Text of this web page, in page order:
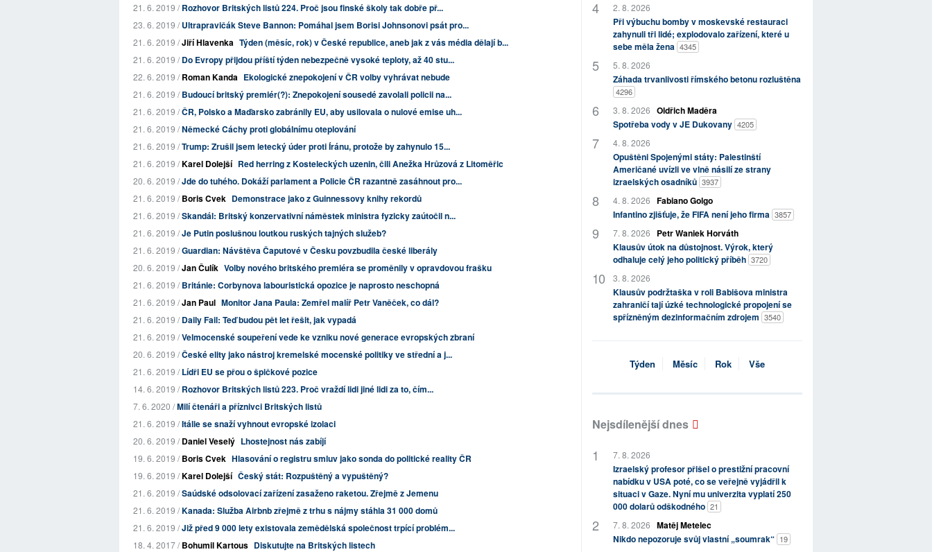
21. 6. 2019 /Rozhovor Britských listů 224. Proč jsou finské školy tak dobře př...
23. 6. 2019 /Ultrapravičák Steve Bannon: Pomáhal jsem Borisi Johnsonovi psát pro...
21. 6. 2019 /Jiří Hlavenka Týden (měsíc, rok) v České republice, aneb jak z vás média dělají b...
21. 6. 2019 /Do Evropy přijdou příští týden nebezpečně vysoké teploty, až 40 stu...
22. 6. 2019 /Roman Kanda Ekologické znepokojení v ČR volby vyhrávat nebude
21. 6. 2019 /Budoucí britský premiér(?): Znepokojení sousedé zavolali policii na...
21. 6. 2019 /ČR, Polsko a Maďarsko zabránily EU, aby usilovala o nulové emise uh...
21. 6. 2019 /Německé Cáchy proti globálnímu oteplování
21. 6. 2019 /Trump: Zrušil jsem letecký úder proti Íránu, protože by zahynulo 15...
21. 6. 2019 /Karel Dolejší Red herring z Kosteleckých uzenin, čili Anežka Hrůzová z Litoměřic
20. 6. 2019 /Jde do tuhého. Dokáží parlament a Policie ČR razantně zasáhnout pro...
21. 6. 2019 /Boris Cvek Demonstrace jako z Guinnessovy knihy rekordů
21. 6. 2019 /Skandál: Britský konzervativní náměstek ministra fyzicky zaútočil n...
21. 6. 2019 /Je Putin poslušnou loutkou ruských tajných služeb?
21. 6. 2019 /Guardian: Návštěva Čaputové v Česku povzbudila české liberály
20. 6. 2019 /Jan Čulík Volby nového britského premiéra se proměnily v opravdovou frašku
21. 6. 2019 /Británie: Corbynova labouristická opozice je naprosto neschopná
21. 6. 2019 /Jan Paul Monitor Jana Paula: Zemřel malíř Petr Vaněček, co dál?
21. 6. 2019 /Daily Fail: Teď budou pět let řešit, jak vypadá
21. 6. 2019 /Velmocenské soupeření vede ke vzniku nové generace evropských zbraní
20. 6. 2019 /České elity jako nástroj kremelské mocenské politiky ve střední a j...
21. 6. 2019 /Lídři EU se přou o špičkové pozice
14. 6. 2019 /Rozhovor Britských listů 223. Proč vraždí lidi jiné lidi za to, čím...
7. 6. 2020 /Milí čtenáři a příznivci Britských listů
21. 6. 2019 /Itálie se snaží vyhnout evropské izolaci
20. 6. 2019 /Daniel Veselý Lhostejnost nás zabíjí
19. 6. 2019 /Boris Cvek Hlasování o registru smluv jako sonda do politické reality ČR
19. 6. 2019 /Karel Dolejší Český stát: Rozpuštěný a vypuštěný?
21. 6. 2019 /Saúdské odsolovací zařízení zasaženo raketou. Zřejmě z Jemenu
21. 6. 2019 /Kanada: Služba Airbnb zřejmě z trhu s nájmy stáhla 31 000 domů
21. 6. 2019 /Již před 9 000 lety existovala zemědělská společnost trpící problém...
18. 4. 2017 /Bohumil Kartous Diskutujte na Britských listech
2. 8. 2026
Při výbuchu bomby v moskevské restauraci
zahynuli tři lidé; explodovalo zařízení, které u
sebe měla žena 4345
5. 8. 2026
Záhada trvanlivosti římského betonu rozluštěna
4296
3. 8. 2026 Oldřich Maděra
Spotřeba vody v JE Dukovany 4205
4. 8. 2026
Opuštěni Spojenými státy: Palestinští
Američané uvízli ve vlně násilí ze strany
izraelských osadníků 3937
4. 8. 2026 Fabiano Golgo
Infantino zjišťuje, že FIFA není jeho firma 3857
7. 8. 2026
Petr Waniek Horváth
Klausův útok na důstojnost. Výrok, který
odhaluje celý jeho politický příběh 3720
3. 8. 2026
Klausův podržtaška v roli Babišova ministra
zahraničí tají úzké technologické propojení se
spřízněným dezinformačním zdrojem 3540
Týden Měsíc Rok Vše
Nejsdílenější dnes
7. 8. 2026
Izraelský profesor přišel o prestižní pracovní
nabídku v USA poté, co se veřejně vyjádřil k
situaci v Gaze. Nyní mu univerzita vyplatí 250
000 dolarů odškodného 21
7. 8. 2026 Matěj Metelec
Nikdo nepozoruje svůj vlastní „soumrak“ 19